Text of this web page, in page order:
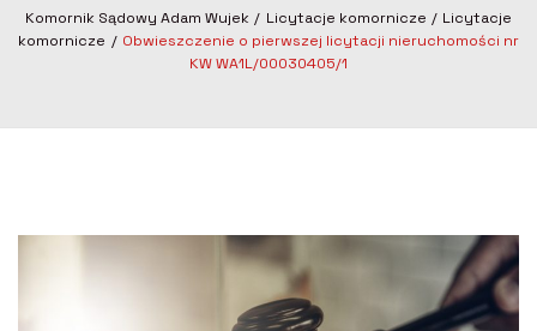
Komornik Sądowy Adam Wujek Licytacje komornicze
Licytacje
komornicze
Obwieszczenie o pierwszej licytacji nieruchomości nr
KW WA1L/00030405/1